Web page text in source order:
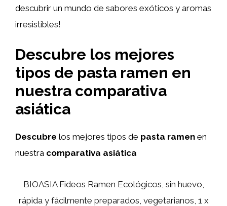
descubrir un mundo de sabores exóticos y aromas
irresistibles!
Descubre los mejores
tipos de pasta ramen en
nuestra comparativa
asiática
Descubre los mejores tipos de pasta ramen en
nuestra comparativa asiática
BIOASIA Fideos Ramen Ecológicos, sin huevo,
rápida y fácilmente preparados, vegetarianos, 1 x